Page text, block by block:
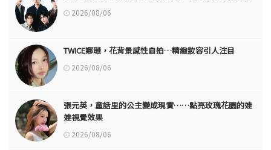
2026/08/06
TWICE娜璉，花背景感性自拍…精緻妝容引人注目
2026/08/06
張元英，童話里的公主變成現實……點亮玫瑰花園的娃
娃視覺效果
2026/08/06